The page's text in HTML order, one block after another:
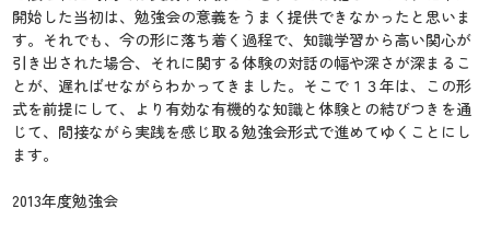
開始した当初は、勉強会の意義をうまく提供できなかったと思いま
す。それでも、今の形に落ち着く過程で、知識学習から高い関心が
引き出された場合、それに関する体験の対話の幅や深さが深まるこ
とが、遅ればせながらわかってきました。そこで１３年は、この形
式を前提にして、より有効な有機的な知識と体験との結びつきを通
じて、間接ながら実践を感じ取る勉強会形式で進めてゆくことにし
ます。
2013年度勉強会